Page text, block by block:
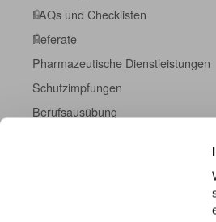
FAQs und Checklisten
Referate
Pharmazeutische Dienstleistungen
Schutzimpfungen
Berufsausübung